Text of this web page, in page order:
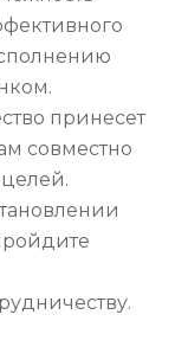
принесет
совместно